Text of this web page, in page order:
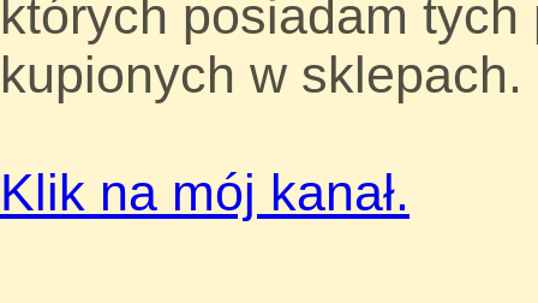
których posiadam
kupionych w sklepach.
Klik na mój kanał.